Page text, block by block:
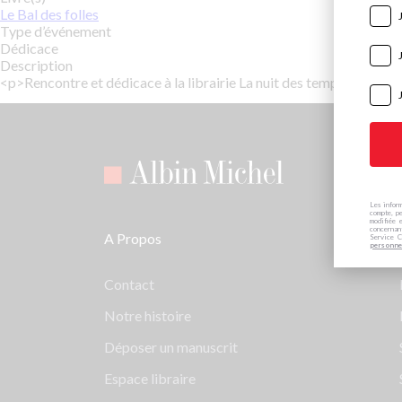
Les
compte,
modifiée
Service
Le Bal des folles
Type d’événement
Dédicace
Description
<p>Rencontre et dédicace à la librairie La nuit des temps à
A Propos
Contact
Notre histoire
Déposer un manuscrit
Espace libraire